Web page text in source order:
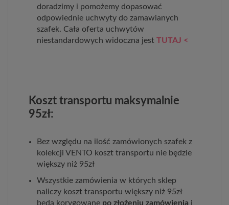
doradzimy i pomożemy dopasować
odpowiednie uchwyty do zamawianych
szafek. Cała oferta uchwytów
niestandardowych widoczna jest TUTAJ <
Koszt transportu maksymalnie
95zł:
Bez względu na ilość zamówionych szafek z
kolekcji VENTO koszt transportu nie będzie
większy niż 95zł
Wszystkie zamówienia w których sklep
naliczy koszt transportu większy niż 95zł
będą korygowane po złożeniu zamówienia i